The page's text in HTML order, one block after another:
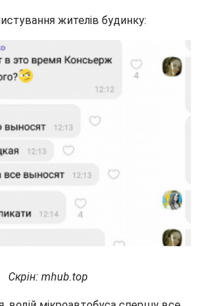
жителів будинку:
Скрін: mhub.top